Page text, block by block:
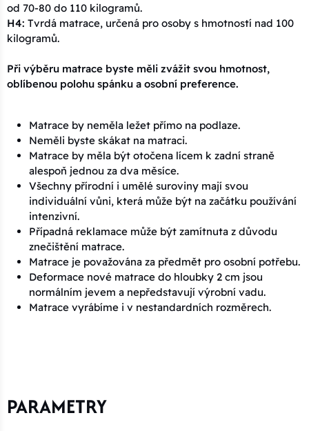
od 70-80 do 110 kilogramů.
H4: Tvrdá matrace, určená pro osoby s hmotností nad 100
kilogramů.
Při výběru matrace byste měli zvážit svou hmotnost,
oblíbenou polohu spánku a osobní preference.
Matrace by neměla ležet přímo na podlaze.
Neměli byste skákat na matraci.
Matrace by měla být otočena lícem k zadní straně
alespoň jednou za dva měsíce.
Všechny přírodní i umělé suroviny mají svou
individuální vůni, která může být na začátku používání
intenzivní.
Případná reklamace může být zamítnuta z důvodu
znečištění matrace.
Matrace je považována za předmět pro osobní potřebu.
Deformace nové matrace do hloubky 2 cm jsou
normálním jevem a nepředstavují výrobní vadu.
Matrace vyrábíme i v nestandardních rozměrech.
PARAMETRY